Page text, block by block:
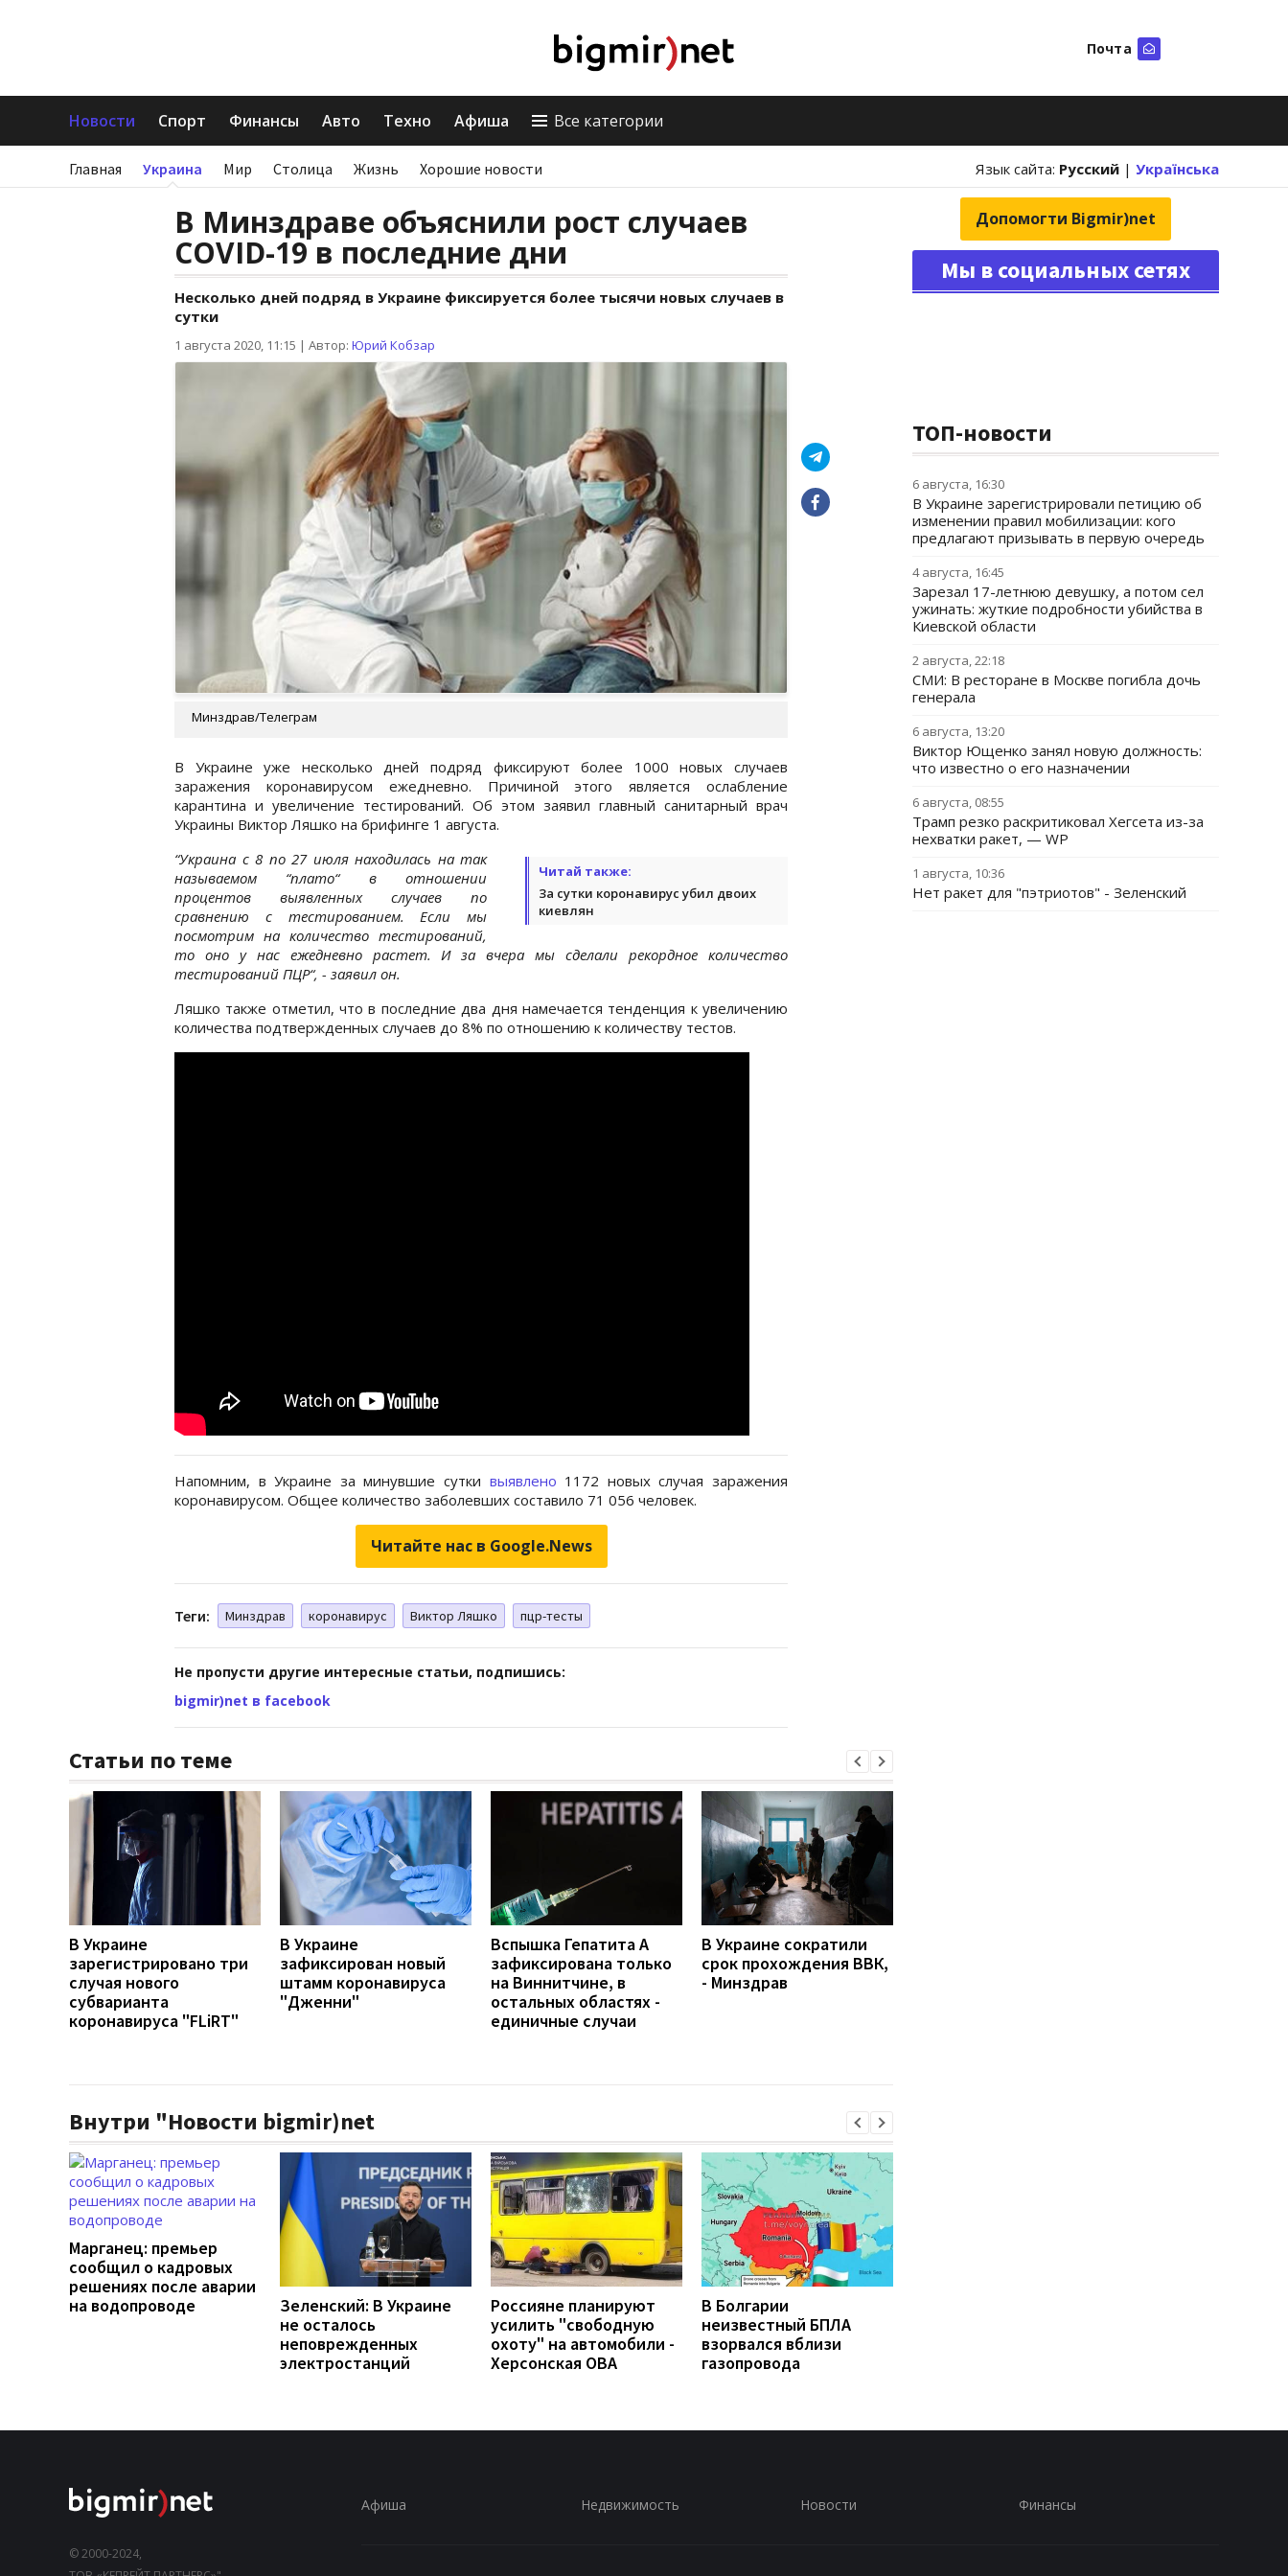
Почта
Новости Спорт Финансы Авто Техно Афиша Все категории
Главная Украина Мир Столица Жизнь Хорошие новости Язык сайта: Русский | Українська
В Минздраве объяснили рост случаев
COVID-19 в последние дни
Несколько дней подряд в Украине фиксируется более тысячи новых случаев в
сутки
1 августа 2020, 11:15 | Автор: Юрий Кобзар
Минздрав/Телеграм
В Украине уже несколько дней подряд фиксируют более 1000 новых случаев
заражения коронавирусом ежедневно. Причиной этого является ослабление
карантина и увеличение тестирований. Об этом заявил главный санитарный врач
Украины Виктор Ляшко на брифинге 1 августа.
Читай также:
За сутки коронавирус убил двоих
киевлян
“Украина с 8 по 27 июля находилась на так
называемом “плато“ в отношении
процентов выявленных случаев по
сравнению с тестированием. Если мы
посмотрим на количество тестирований,
то оно у нас ежедневно растет. И за вчера мы сделали рекордное количество
тестирований ПЦР“, - заявил он.
Ляшко также отметил, что в последние два дня намечается тенденция к увеличению
количества подтвержденных случаев до 8% по отношению к количеству тестов.
Напомним, в Украине за минувшие сутки выявлено 1172 новых случая заражения
коронавирусом. Общее количество заболевших составило 71 056 человек.
Читайте нас в Google.News
Теги: Минздрав коронавирус Виктор Ляшко пцр-тесты
Не пропусти другие интересные статьи, подпишись:
bigmir)net в facebook
Статьи по теме
В Украине
зарегистрировано три
случая нового
субварианта
коронавируса "FLiRT"
В Украине
зафиксирован новый
штамм коронавируса
"Дженни"
Вспышка Гепатита А
зафиксирована только
на Виннитчине, в
остальных областях -
единичные случаи
В Украине сократили
срок прохождения ВВК,
- Минздрав
Внутри "Новости bigmir)net
Марганец: премьер
сообщил о кадровых
решениях после аварии
на водопроводе
Зеленский: В Украине
не осталось
неповрежденных
электростанций
Россияне планируют
усилить "свободную
охоту" на автомобили -
Херсонская ОВА
В Болгарии
неизвестный БПЛА
взорвался вблизи
газопровода
Допомогти Bigmir)net
Мы в социальных сетях
ТОП-новости
6 августа, 16:30
В Украине зарегистрировали петицию об
изменении правил мобилизации: кого
предлагают призывать в первую очередь
4 августа, 16:45
Зарезал 17-летнюю девушку, а потом сел
ужинать: жуткие подробности убийства в
Киевской области
2 августа, 22:18
СМИ: В ресторане в Москве погибла дочь
генерала
6 августа, 13:20
Виктор Ющенко занял новую должность:
что известно о его назначении
6 августа, 08:55
Трамп резко раскритиковал Хегсета из-за
нехватки ракет, — WP
1 августа, 10:36
Нет ракет для "пэтриотов" - Зеленский
© 2000-2024,
Афиша Недвижимость Новости Финансы